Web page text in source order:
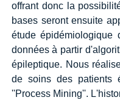
offrant donc la
bases seront ensuite
étude
données à partir
épileptique. Nous
de soins des patients
''Process Mining''.